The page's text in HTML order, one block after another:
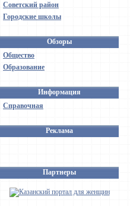
Советский район
Городские школы
Обзоры
Общество
Образование
Информация
Справочная
Реклама
Партнеры